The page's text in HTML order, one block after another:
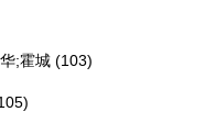
;霍城 (103)